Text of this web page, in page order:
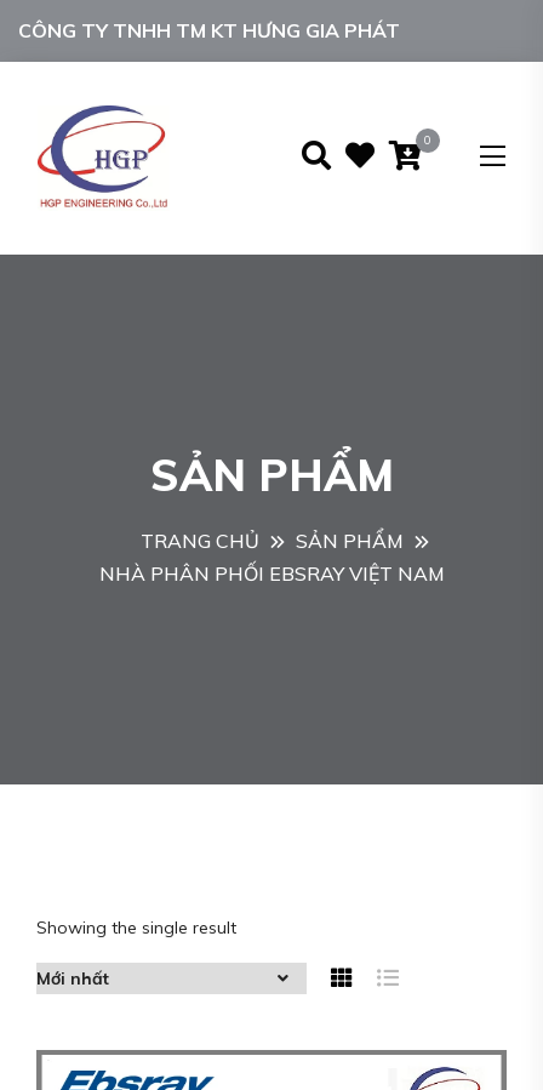
CÔNG TY TNHH TM KT HƯNG GIA PHÁT
0
SẢN PHẨM
TRANG CHỦ
SẢN PHẨM
NHÀ PHÂN PHỐI EBSRAY VIỆT NAM
Showing the single result